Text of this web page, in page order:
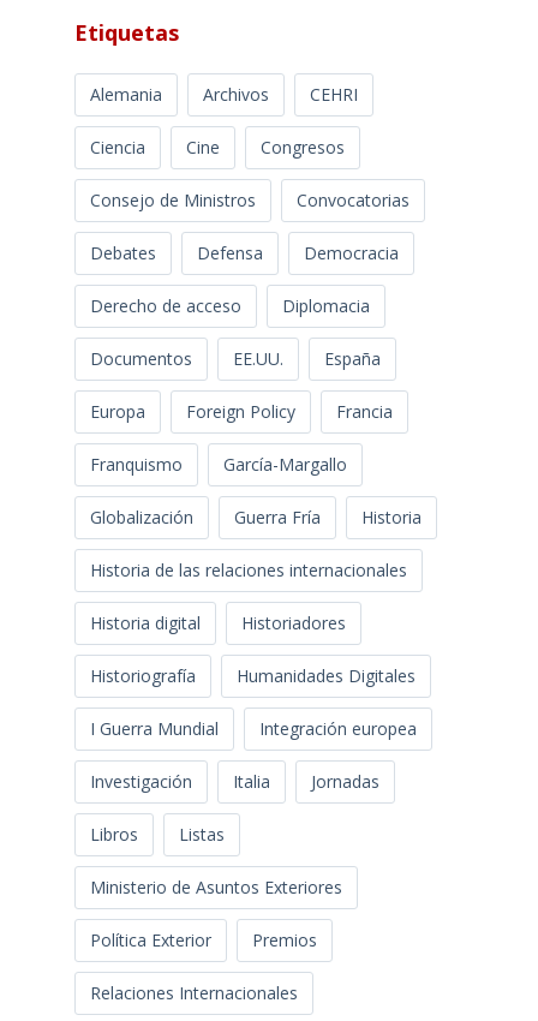
Etiquetas
Alemania Archivos CEHRI
Ciencia Cine Congresos
Consejo de Ministros Convocatorias
Debates Defensa Democracia
Derecho de acceso Diplomacia
Documentos EE.UU. España
Europa Foreign Policy Francia
Franquismo García-Margallo
Globalización Guerra Fría Historia
Historia de las relaciones internacionales
Historia digital Historiadores
Historiografía Humanidades Digitales
I Guerra Mundial Integración europea
Investigación Italia Jornadas
Libros Listas
Ministerio de Asuntos Exteriores
Política Exterior Premios
Relaciones Internacionales